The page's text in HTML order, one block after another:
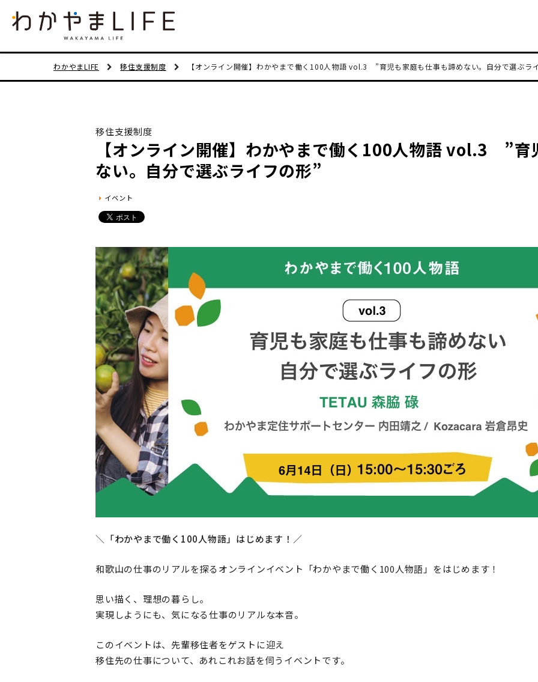
わかやまLIFE 移住支援制度 【オンライン開催】わかやまで働く100人物語 vol.3 ”育児も家庭も仕事も諦めない。自分で選ぶラ
移住支援制度
【オンライン開催】わかやまで働く100人物語 vol.3 ”育
ない。自分で選ぶライフの形”
イベント
＼「わかやまで働く100人物語」はじめます！／
和歌山の仕事のリアルを探るオンラインイベント「わかやまで働く100人物語」をはじめます！
思い描く、理想の暮らし。
実現しようにも、気になる仕事のリアルな本音。
このイベントは、先輩移住者をゲストに迎え
移住先の仕事について、あれこれお話を伺うイベントです。